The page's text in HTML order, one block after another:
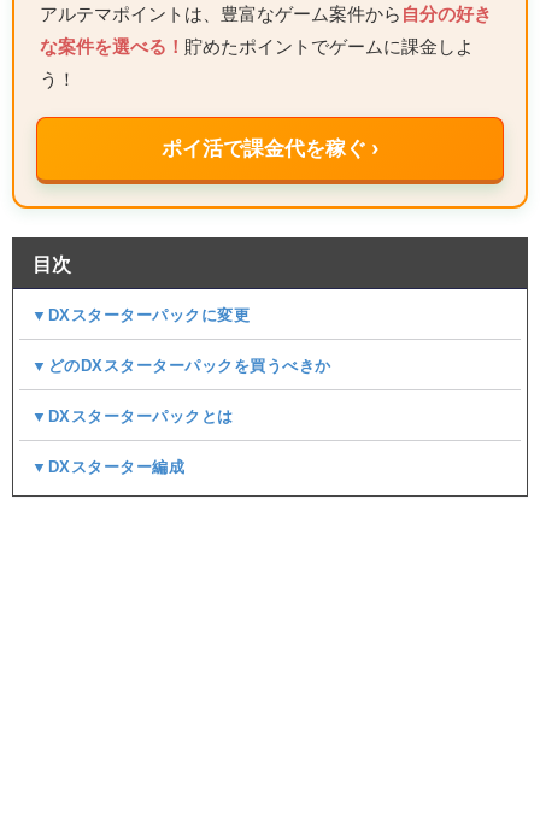
アルテマポイントは、豊富なゲーム案件から 自分の好き
な案件を選べる！ 貯めたポイントでゲームに課金しよ
う！
ポイ活で課金代を稼ぐ ›
目次
▼DXスターターパックに変更
▼どのDXスターターパックを買うべきか
▼DXスターターパックとは
▼DXスターター編成